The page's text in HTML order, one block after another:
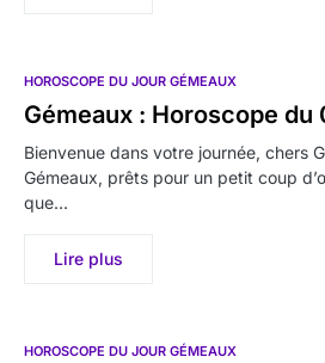
HOROSCOPE DU JOUR GÉMEAUX
Gémeaux : Horoscope du
Bienvenue dans votre journée, chers
Gémeaux, prêts pour un petit coup
que…
Lire plus
HOROSCOPE DU JOUR GÉMEAUX